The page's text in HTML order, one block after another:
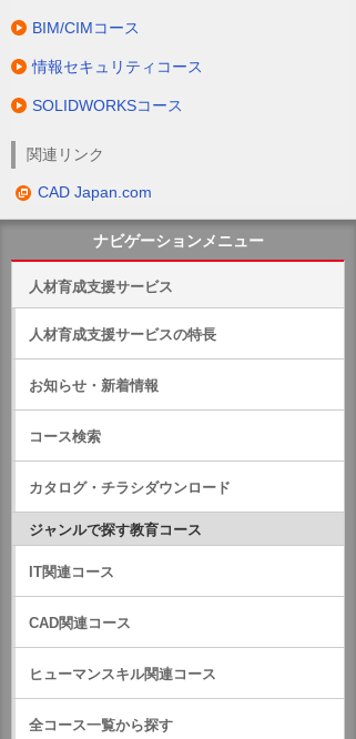
BIM/CIMコース
情報セキュリティコース
SOLIDWORKSコース
関連リンク
CAD Japan.com
ナビゲーションメニュー
人材育成支援サービス
人材育成支援サービスの特長
お知らせ・新着情報
コース検索
カタログ・チラシダウンロード
ジャンルで探す教育コース
IT関連コース
CAD関連コース
ヒューマンスキル関連コース
全コース一覧から探す